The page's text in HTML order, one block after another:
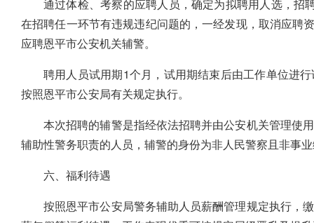
通过体检、考察的应聘人员，确定为拟聘用人选，
在招聘任一环节有违规违纪问题的，一经发现，取消应聘
应聘恩平市公安机关辅警。
聘用人员试用期1个月，试用期结束后由工作单位进
按照恩平市公安局有关规定执行。
本次招聘的辅警是指经依法招聘并由公安机关管理使
辅助性警务职责的人员，辅警的身份为非人民警察且非事
六、福利待遇
按照恩平市公安局警务辅助人员薪酬管理规定执行，